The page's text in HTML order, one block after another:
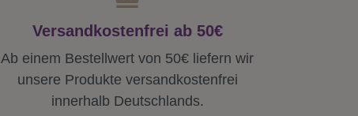
Versandkostenfrei ab 50€
Ab einem Bestellwert von 50€ liefern wir
unsere Produkte versandkostenfrei
innerhalb Deutschlands.